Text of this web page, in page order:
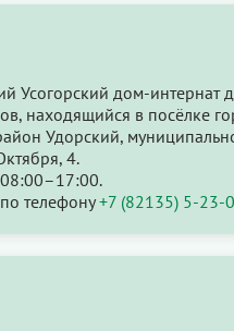
Усогорский дом-
находящийся в посёлке
Удорский,
4.
телефону+7 (82135) 5-23-